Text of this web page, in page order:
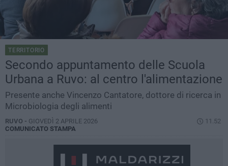
TERRITORIO
Secondo appuntamento delle Scuola
Urbana a Ruvo: al centro l'alimentazione
Presente anche Vincenzo Cantatore, dottore di ricerca in
Microbiologia degli alimenti
RUVO - GIOVEDÌ 2 APRILE 2026
11.52
COMUNICATO STAMPA